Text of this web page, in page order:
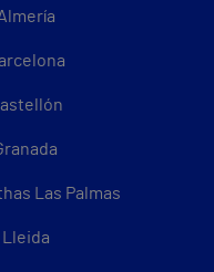
Las Palmas